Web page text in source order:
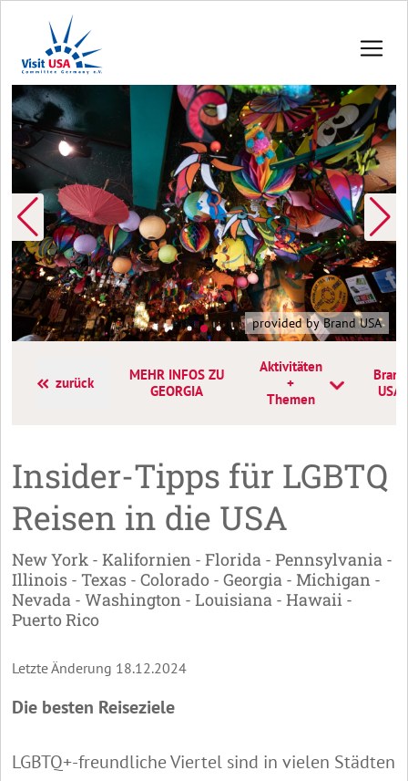
provided by Brand USA
zurück
MEHR INFOS ZU
GEORGIA
Aktivitäten
+
Themen
Brand
USA
Insider-Tipps für LGBTQ
Reisen in die USA
New York - Kalifornien - Florida - Pennsylvania -
Illinois - Texas - Colorado - Georgia - Michigan -
Nevada - Washington - Louisiana - Hawaii -
Puerto Rico
Letzte Änderung 18.12.2024
Die besten Reiseziele
LGBTQ+-freundliche Viertel sind in vielen Städten